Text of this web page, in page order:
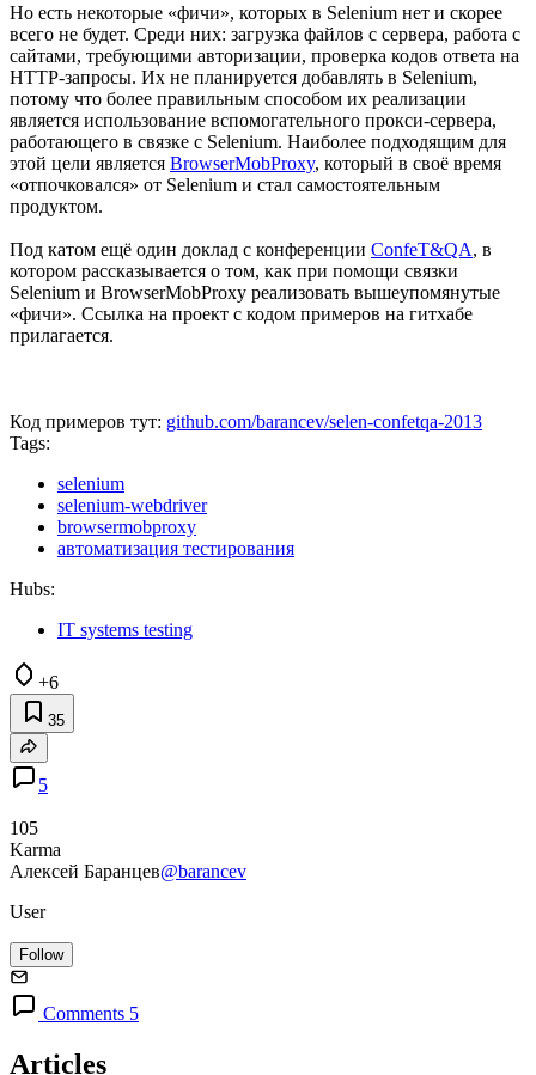
Но есть некоторые «фичи», которых в Selenium нет и скорее
всего не будет. Среди них: загрузка файлов с сервера, работа с
сайтами, требующими авторизации, проверка кодов ответа на
HTTP-запросы. Их не планируется добавлять в Selenium,
потому что более правильным способом их реализации
является использование вспомогательного прокси-сервера,
работающего в связке с Selenium. Наиболее подходящим для
этой цели является BrowserMobProxy, который в своё время
«отпочковался» от Selenium и стал самостоятельным
продуктом.
Под катом ещё один доклад с конференции ConfeT&QA, в
котором рассказывается о том, как при помощи связки
Selenium и BrowserMobProxy реализовать вышеупомянутые
«фичи». Ссылка на проект с кодом примеров на гитхабе
прилагается.
Код примеров тут: github.com/barancev/selen-confetqa-2013
Tags:
selenium
selenium-webdriver
browsermobproxy
автоматизация тестирования
Hubs:
IT systems testing
+6
35
5
105
Karma
Алексей Баранцев@barancev
User
Follow
Comments 5
Articles